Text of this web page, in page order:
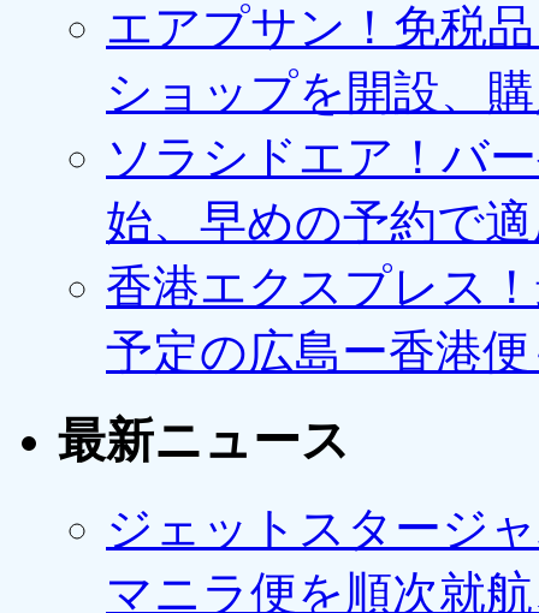
エアプサン！免税
ショップを開設、
ソラシドエア！バ
始、早めの予約で
香港エクスプレス
予定の広島ー香港
最新ニュース
ジェットスタージ
マニラ便を順次就